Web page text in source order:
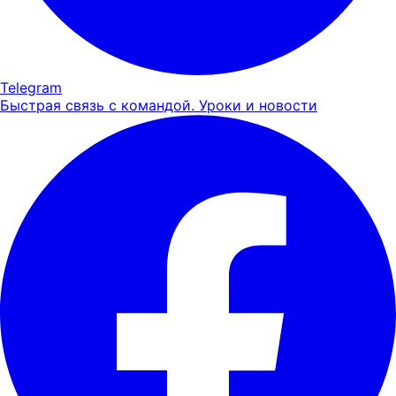
Telegram
Быстрая связь с командой. Уроки и новости